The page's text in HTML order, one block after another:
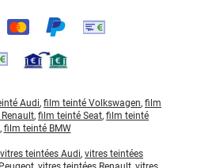
Audi, film teinté Volkswagen, film
, film teinté Seat, film teinté
, film teinté BMW
vitres teintées Audi, vitres teintées